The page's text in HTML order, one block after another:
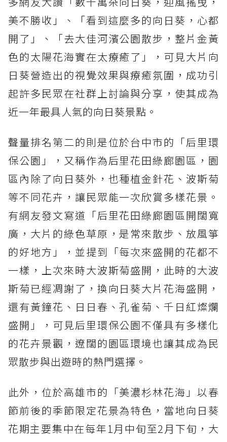
美不勝收」、「看到這麼多的向日葵，心都
開了」、「去大佳河濱公園散步，整片金黃
色的太陽花海實在太療癒了」，可見大片向
日葵營造出的視覺效果與療癒氛圍，成功引
起許多民眾在社群上討論與分享，使其成為
近一年最具人氣的向日葵景點。
聲量排名第二的則是位於台中市的「后里環
保公園」，又稱作為后里花田綠廊園區，園
區內除了向日葵外，也種植金針花、波斯菊
等不同花卉，讓民眾能一次欣賞多樣花景。
有網友發文寫道「后里花田綠廊園區開闊寬
廣，大片的綠色草原，是常來散步、放風箏
的好地方」，並提到「每次來盛開的花都不
一樣，上次來時大波斯菊盛開，此時的大波
斯菊已經凋謝了，換向日葵大片花海盛開，
還有黃鐘花、日日春、孔雀菊、千日紅燦爛
盛開」，可見后里環保公園不僅具有多樣化
的花卉景觀，遼闊的園區環境也讓其成為民
眾散步與出遊時的熱門選擇。
此外，位於高雄市的「美濃杉林花海」以春
節前後的季節限定花景為特色，當地向日葵
花期主要集中在每年1月中旬至2月下旬，大